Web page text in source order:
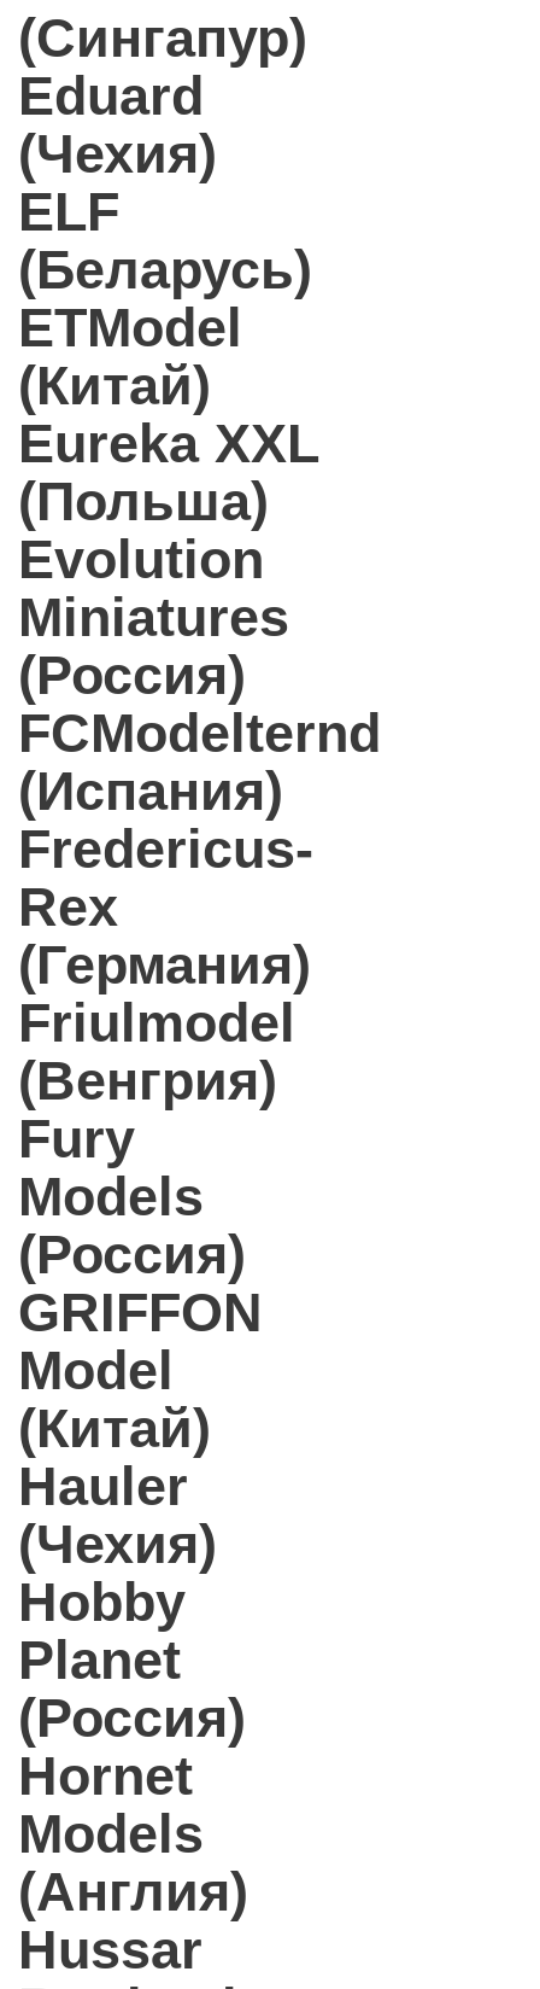
(Сингапур)
Eduard
(Чехия)
ELF
(Беларусь)
ETModel
(Китай)
Eureka XXL
(Польша)
Evolution
Miniatures
(Россия)
FCModelternd
(Испания)
Fredericus-
Rex
(Германия)
Friulmodel
(Венгрия)
Fury
Models
(Россия)
GRIFFON
Model
(Китай)
Hauler
(Чехия)
Hobby
Planet
(Россия)
Hornet
Models
(Англия)
Hussar